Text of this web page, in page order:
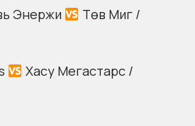
Энержи
Төв Миг /
Хасу Мегастарс /